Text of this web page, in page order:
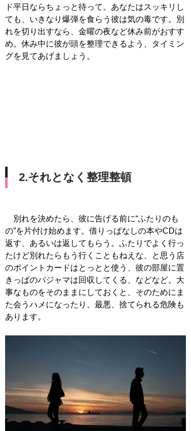
ド平日ならちょっと待って。あなたはスッキリし
ても、いきなり爆弾を食らう彼は気の毒です。別
れを切り出すなら、金曜の夜など休み前がおすす
め。休み中に彼が頭を整理できるよう、タイミン
グを見てあげましょう。
2.それとなく整理整頓
別れを決めたら、彼に告げる前に“ふたりのも
の”を片付け始めます。借りっぱなしの本やCDは
返す、あるいは返してもらう。ふたりでよく行っ
たけど別れたらもう行くこともねえな、と思う店
のポイントカードはとっとと使う、彼の部屋に置
きっぱのパジャマは回収してくる、などなど。大
事なものをそのままにしておくと、そのためにま
た会うハメになったり、最悪、捨てられる危険も
あります。